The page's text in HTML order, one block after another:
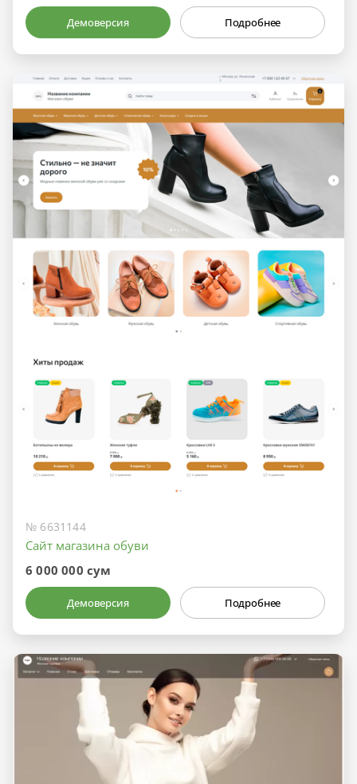
Демоверсия Подробнее
№ 6631144
Сайт магазина обуви
6 000 000 сум
Демоверсия Подробнее